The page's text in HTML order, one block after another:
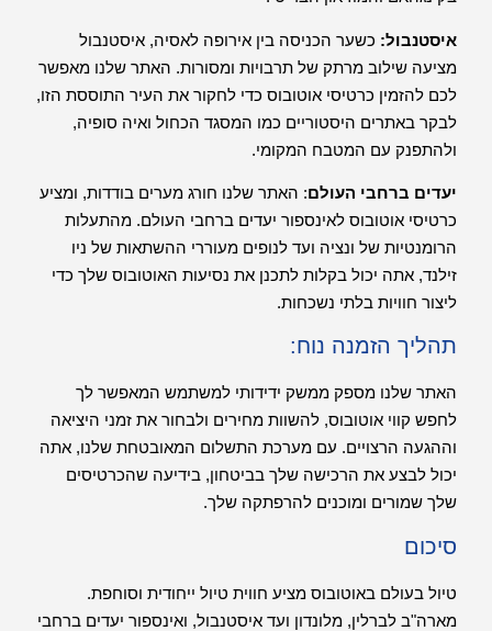
איסטנבול: כשער הכניסה בין אירופה לאסיה, איסטנבול
מציעה שילוב מרתק של תרבויות ומסורות. האתר שלנו מאפשר
לכם להזמין כרטיסי אוטובוס כדי לחקור את העיר התוססת הזו,
לבקר באתרים היסטוריים כמו המסגד הכחול ואיה סופיה,
ולהתפנק עם המטבח המקומי.
יעדים ברחבי העולם: האתר שלנו חורג מערים בודדות, ומציע
כרטיסי אוטובוס לאינספור יעדים ברחבי העולם. מהתעלות
הרומנטיות של ונציה ועד לנופים מעוררי ההשתאות של ניו
זילנד, אתה יכול בקלות לתכנן את נסיעות האוטובוס שלך כדי
ליצור חוויות בלתי נשכחות.
תהליך הזמנה נוח:
האתר שלנו מספק ממשק ידידותי למשתמש המאפשר לך
לחפש קווי אוטובוס, להשוות מחירים ולבחור את זמני היציאה
וההגעה הרצויים. עם מערכת התשלום המאובטחת שלנו, אתה
יכול לבצע את הרכישה שלך בביטחון, בידיעה שהכרטיסים
שלך שמורים ומוכנים להרפתקה שלך.
סיכום
טיול בעולם באוטובוס מציע חווית טיול ייחודית וסוחפת.
מארה"ב לברלין, מלונדון ועד איסטנבול, ואינספור יעדים ברחבי